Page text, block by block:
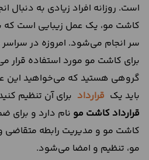
است. روزانه افراد زیادی به دنبال
کاشت مو، یک عمل زیبایی است که
سر انجام می‌شود. امروزه در
برای کاشت مو مورد استفاده قرار
گروهی هستید که می‌خواهید این
باید یک قرارداد برای آن تنظیم
قرارداد کاشت مو نام دارد و برای
کاشت مو و مدیریت رابطه
مو، تنظیم و امضا می‌شود.